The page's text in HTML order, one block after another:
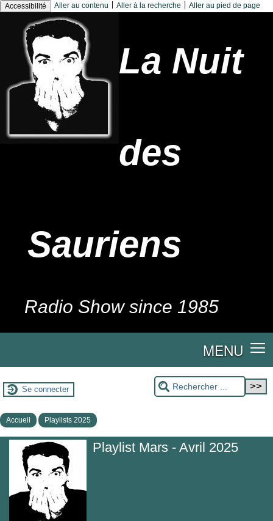
Accessibilité Aller au contenu Aller à la recherche Aller au pied de page
La Nuit
des
Sauriens
Radio Show since 1985
MENU
Se connecter
Accueil Playlists 2025
Playlist Mars - Avril 2025